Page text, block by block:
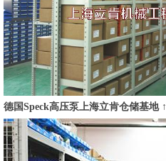
德国Speck高压泵上海立肯仓储基地 ↑